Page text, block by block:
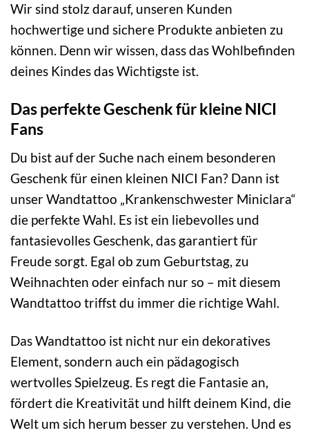
Wir sind stolz darauf, unseren Kunden
hochwertige und sichere Produkte anbieten zu
können. Denn wir wissen, dass das Wohlbefinden
deines Kindes das Wichtigste ist.
Das perfekte Geschenk für kleine NICI
Fans
Du bist auf der Suche nach einem besonderen
Geschenk für einen kleinen NICI Fan? Dann ist
unser Wandtattoo „Krankenschwester Miniclara“
die perfekte Wahl. Es ist ein liebevolles und
fantasievolles Geschenk, das garantiert für
Freude sorgt. Egal ob zum Geburtstag, zu
Weihnachten oder einfach nur so – mit diesem
Wandtattoo triffst du immer die richtige Wahl.
Das Wandtattoo ist nicht nur ein dekoratives
Element, sondern auch ein pädagogisch
wertvolles Spielzeug. Es regt die Fantasie an,
fördert die Kreativität und hilft deinem Kind, die
Welt um sich herum besser zu verstehen. Und es